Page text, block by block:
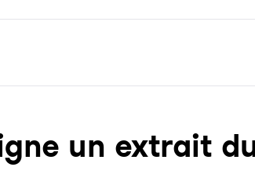
un ex­trait